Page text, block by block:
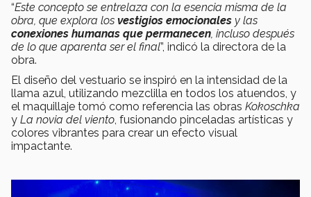
“Este concepto se entrelaza con la esencia misma de la
obra, que explora los vestigios emocionales y las
conexiones humanas que permanecen, incluso después
de lo que aparenta ser el final”, indicó la directora de la
obra.
El diseño del vestuario se inspiró en la intensidad de la
llama azul, utilizando mezclilla en todos los atuendos, y
el maquillaje tomó como referencia las obras Kokoschka
y La novia del viento, fusionando pinceladas artísticas y
colores vibrantes para crear un efecto visual
impactante.